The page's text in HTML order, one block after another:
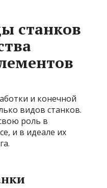
станков
и конечной
видов станков.
роль в
и в идеале их